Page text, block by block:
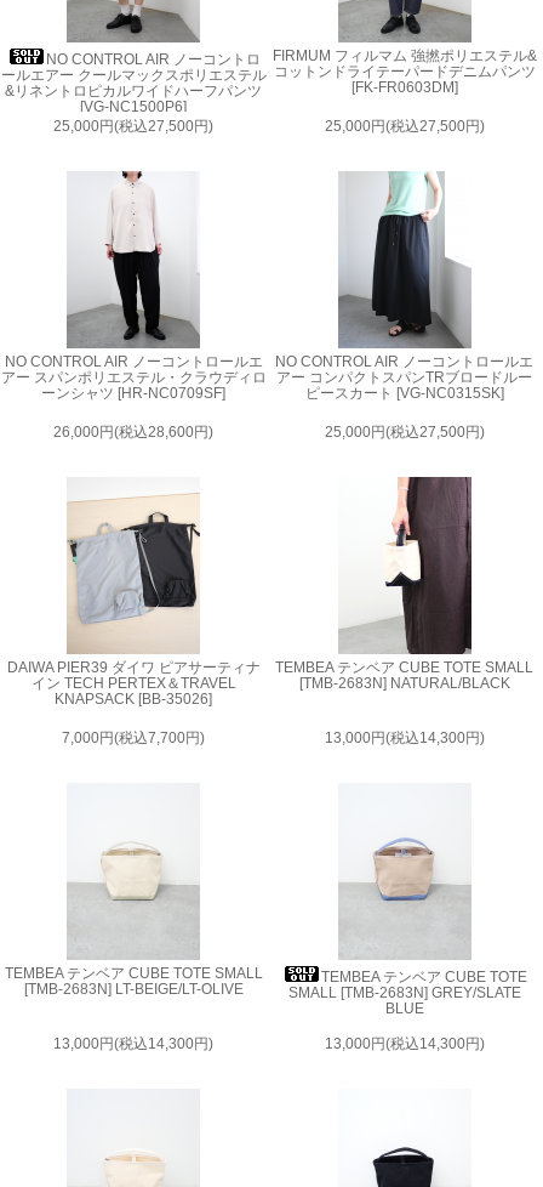
NO CONTROL AIR ノーコントロ
ールエアー クールマックスポリエステル
&リネントロピカルワイドハーフパンツ
[VG-NC1500P6]
25,000円(税込27,500円)
FIRMUM フィルマム 強撚ポリエステル&
コットンドライテーパードデニムパンツ
[FK-FR0603DM]
25,000円(税込27,500円)
NO CONTROL AIR ノーコントロールエ
アー スパンポリエステル・クラウディロ
ーンシャツ [HR-NC0709SF]
26,000円(税込28,600円)
NO CONTROL AIR ノーコントロールエ
アー コンパクトスパンTRブロードルー
ピースカート [VG-NC0315SK]
25,000円(税込27,500円)
DAIWA PIER39 ダイワ ピアサーティナ
イン TECH PERTEX＆TRAVEL
KNAPSACK [BB-35026]
7,000円(税込7,700円)
TEMBEA テンベア CUBE TOTE SMALL
[TMB-2683N] NATURAL/BLACK
13,000円(税込14,300円)
TEMBEA テンベア CUBE TOTE SMALL
[TMB-2683N] LT-BEIGE/LT-OLIVE
13,000円(税込14,300円)
TEMBEA テンベア CUBE TOTE
SMALL [TMB-2683N] GREY/SLATE
BLUE
13,000円(税込14,300円)